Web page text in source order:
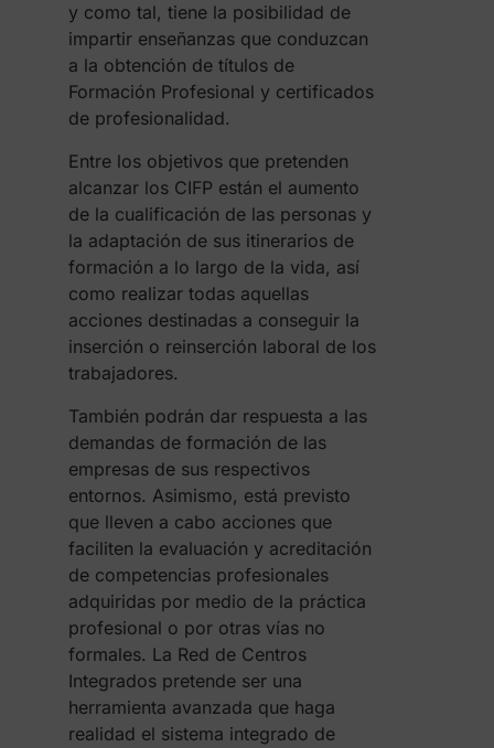
y como tal, tiene la posibilidad de
impartir enseñanzas que conduzcan
a la obtención de títulos de
Formación Profesional y certificados
de profesionalidad.
Entre los objetivos que pretenden
alcanzar los CIFP están el aumento
de la cualificación de las personas y
la adaptación de sus itinerarios de
formación a lo largo de la vida, así
como realizar todas aquellas
acciones destinadas a conseguir la
inserción o reinserción laboral de los
trabajadores.
También podrán dar respuesta a las
demandas de formación de las
empresas de sus respectivos
entornos. Asimismo, está previsto
que lleven a cabo acciones que
faciliten la evaluación y acreditación
de competencias profesionales
adquiridas por medio de la práctica
profesional o por otras vías no
formales. La Red de Centros
Integrados pretende ser una
herramienta avanzada que haga
realidad el sistema integrado de